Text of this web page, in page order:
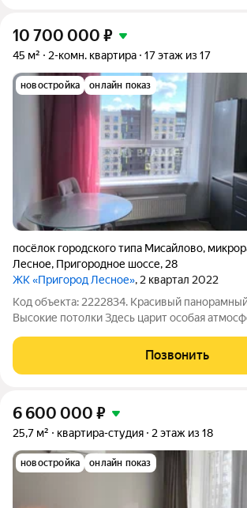
10 700 000 ₽
45 м² 2-комн. квартира 17 этаж из 17
новостройка онлайн показ
посёлок городского типа Мисайлово,
Лесное, Пригородное шоссе, 28
ЖК «Пригород Лесное», 2 квартал 2022
Код объекта: 2222834. Красивый
Высокие потолки Здесь царит особая
коричневого, белого) будто органично
Во дворах
Позвонить
6 600 000 ₽
25,7 м² квартира-студия 2 этаж из 18
новостройка онлайн показ